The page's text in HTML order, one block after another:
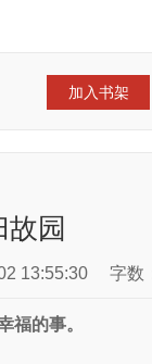
加入书架
故园
13:55:30 字数
福的事。